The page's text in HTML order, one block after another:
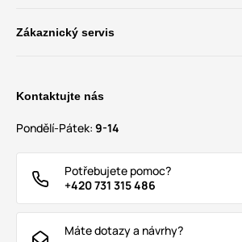
Zákaznický servis
Kontaktujte nás
Pondělí-Pátek: 9-14
Potřebujete pomoc?
+420 731 315 486
Máte dotazy a návrhy?